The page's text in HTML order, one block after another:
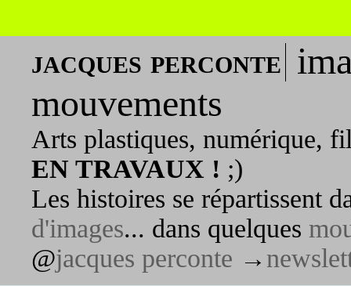
jacques perconte
mouvements
Arts plastiques, numérique,
EN TRAVAUX ! ;)
Les histoires se répartissent
d'images... dans quelques
@jacques perconte →